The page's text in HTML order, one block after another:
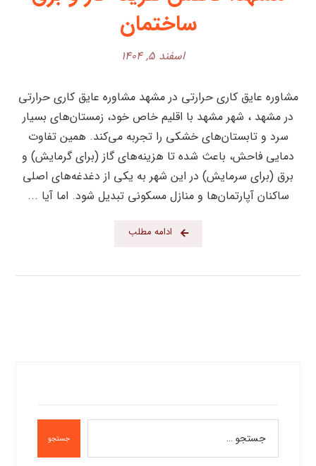
ساختمان
اسفند ۵, ۱۴۰۴
مشاوره عایق کاری حرارتی در مشهد مشاوره عایق کاری حرارتی
در مشهد ، شهر مشهد با اقلیم خاص خود، زمستان‌های بسیار
سرد و تابستان‌های خشکی را تجربه می‌کند. همین تفاوت
دمایی فاحش، باعث شده تا هزینه‌های گاز (برای گرمایش) و
برق (برای سرمایش) در این شهر به یکی از دغدغه‌های اصلی
ساکنان آپارتمان‌ها و منازل مسکونی تبدیل شود. اما آیا ...
ادامه مطلب
جستجو